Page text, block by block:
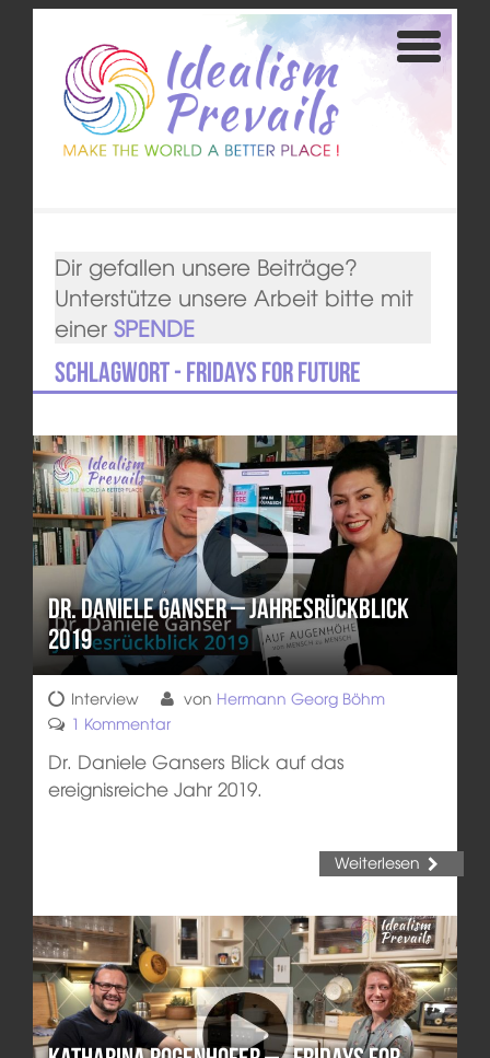
Dir gefallen unsere Beiträge?
Unterstütze unsere Arbeit bitte mit
einer SPENDE
Schlagwort - Fridays for Future
Dr. Daniele Ganser – Jahresrückblick
2019
Interview von Hermann Georg Böhm
1 Kommentar
Dr. Daniele Gansers Blick auf das
ereignisreiche Jahr 2019.
Weiterlesen